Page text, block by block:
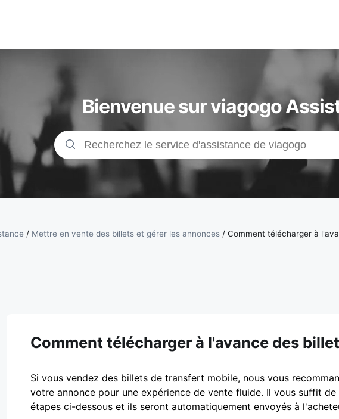
Bienvenue sur viagogo
/ Mettre en vente des billets et gérer les annonces / Comment télécharger à
Comment télécharger à l'avance des
Si vous vendez des billets de transfert mobile, nous vous
votre annonce pour une expérience de vente fluide. Il vous suffit
étapes ci-dessous et ils seront automatiquement envoyés à